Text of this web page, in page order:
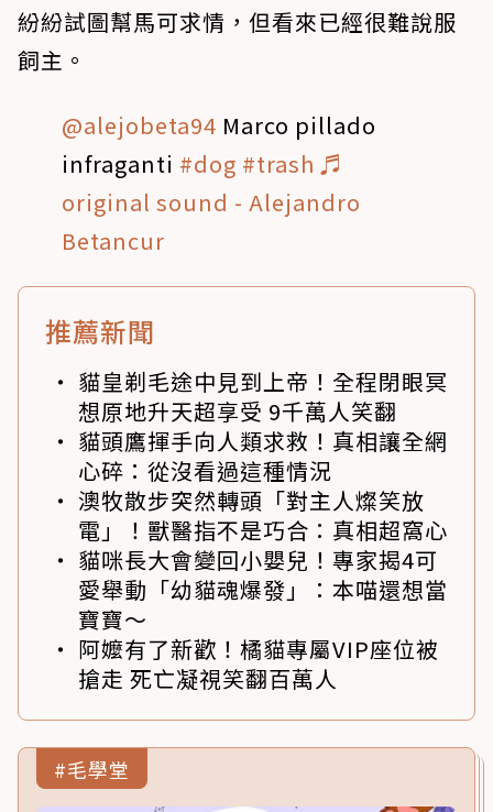
紛紛試圖幫馬可求情，但看來已經很難說服
飼主。
@alejobeta94 Marco pillado
infraganti #dog #trash ♬
original sound - Alejandro
Betancur
推薦新聞
貓皇剃毛途中見到上帝！全程閉眼冥
想原地升天超享受 9千萬人笑翻
貓頭鷹揮手向人類求救！真相讓全網
心碎：從沒看過這種情況
澳牧散步突然轉頭「對主人燦笑放
電」！獸醫指不是巧合：真相超窩心
貓咪長大會變回小嬰兒！專家揭4可
愛舉動「幼貓魂爆發」：本喵還想當
寶寶～
阿嬤有了新歡！橘貓專屬VIP座位被
搶走 死亡凝視笑翻百萬人
#毛學堂